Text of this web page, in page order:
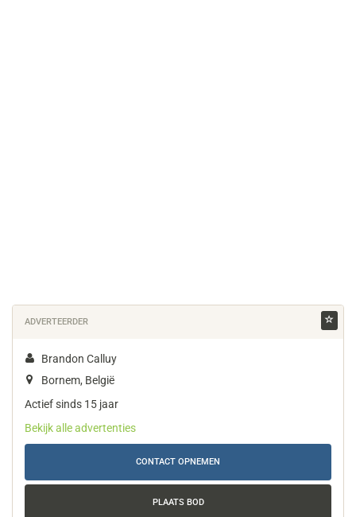
ADVERTEERDER
Brandon Calluy
Bornem, België
Actief sinds 15 jaar
Bekijk alle advertenties
CONTACT OPNEMEN
PLAATS BOD